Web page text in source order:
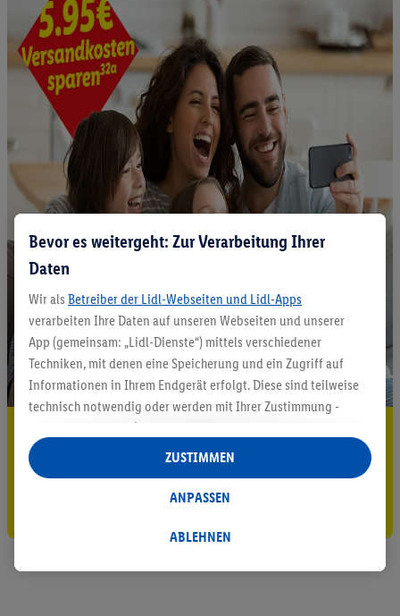
5.95 € Versand sparen³²ᵃ
Jetzt zum Newsletter anmelden
Gutschein sichern!
Bevor es weitergeht: Zur Verarbeitung Ihrer
Daten
Wir als Betreiber der Lidl-Webseiten und Lidl-Apps
verarbeiten Ihre Daten auf unseren Webseiten und unserer
App (gemeinsam: „Lidl-Dienste“) mittels verschiedener
Techniken, mit denen eine Speicherung und ein Zugriff auf
Informationen in Ihrem Endgerät erfolgt. Diese sind teilweise
technisch notwendig oder werden mit Ihrer Zustimmung -
auch durch Partner (u.a.
Verantwortliche; im Zusammenhang mit dem IAB TCF
insgesamt
Statistik-Erstellung oder für personalisierte Werbung
Datenverarbeitungen für personalisierte Werbung werden
ABLEHNEN
ANPASSEN
ZUSTIMMEN